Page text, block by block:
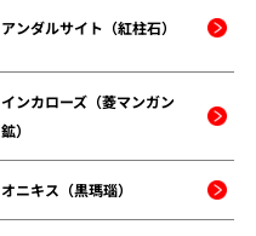
アンダルサイト（紅柱石）
インカローズ（菱マンガン
鉱）
オニキス（黒瑪瑙）